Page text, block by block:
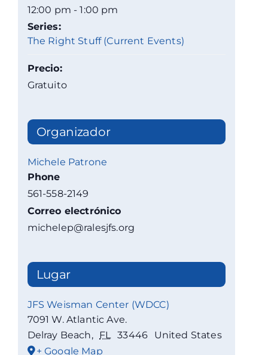
12:00 pm - 1:00 pm
Series:
The Right Stuff (Current Events)
Precio:
Gratuito
Organizador
Michele Patrone
Phone
561-558-2149
Correo electrónico
michelep@ralesjfs.org
Lugar
JFS Weisman Center (WDCC)
7091 W. Atlantic Ave.
Delray Beach, FL 33446
United States
+ Google Map